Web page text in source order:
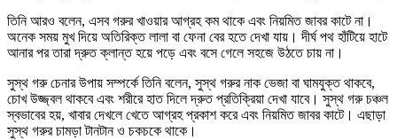
তিনি আরও বলেন, এসব গরুর খাওয়ার আগ্রহ কম থাকে এবং নিয়মিত জাবর কাটে না।
অনেক সময় মুখ দিয়ে অতিরিক্ত লালা বা ফেনা বের হতে দেখা যায়। দীর্ঘ পথ হাঁটিয়ে হাটে
আনার পর তারা দ্রুত ক্লান্ত হয়ে পড়ে এবং বসে গেলে সহজে উঠতে চায় না।
সুস্থ গরু চেনার উপায় সম্পর্কে তিনি বলেন, সুস্থ গরুর নাক ভেজা বা ঘামযুক্ত থাকবে,
চোখ উজ্জ্বল থাকবে এবং শরীরে হাত দিলে দ্রুত প্রতিক্রিয়া দেখা যাবে। সুস্থ গরু চঞ্চল
স্বভাবের হয়, খাবার দেখলে খেতে আগ্রহ প্রকাশ করে এবং নিয়মিত জাবর কাটে। এছাড়া
সুস্থ গরুর চামড়া টানটান ও চকচকে থাকে।